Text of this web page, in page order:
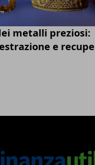
metalli preziosi:
e